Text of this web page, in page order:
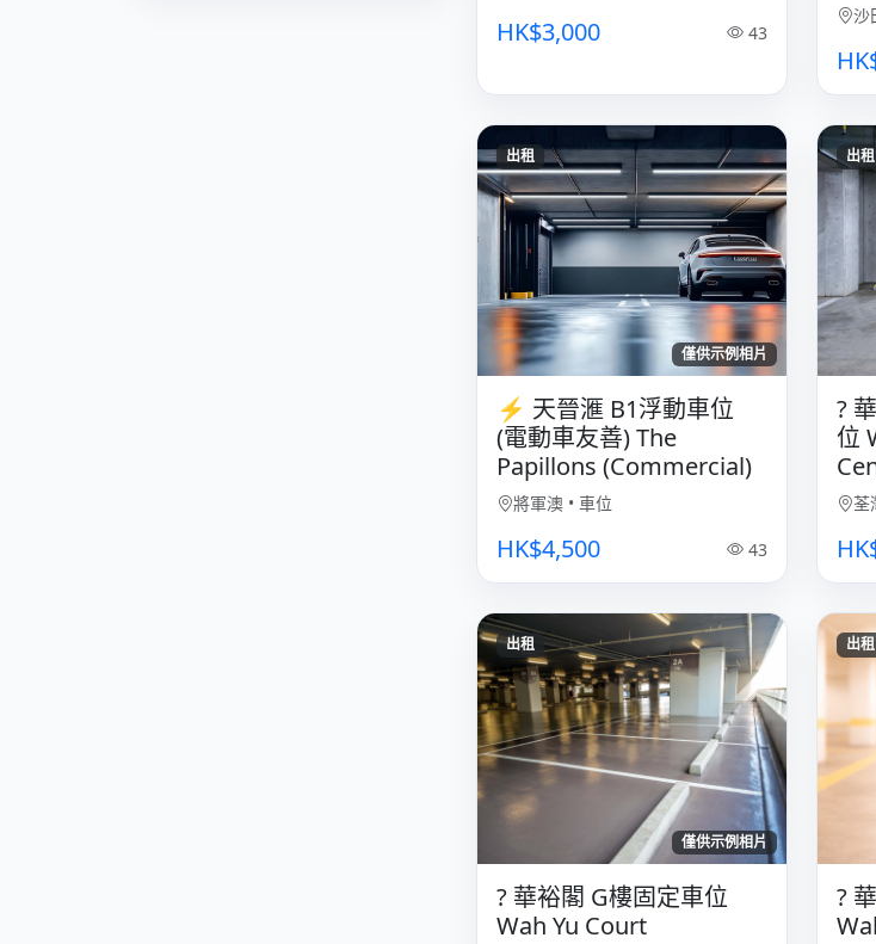
HK$3,000 43
沙
僅供示例相片
出租
⚡ 天晉滙 B1浮動車位
(電動車友善) The
Papillons (Commercial)
將軍澳 • 車位
HK$4,500 43
出租
?
位
荃
僅供示例相片
出租
? 華裕閣 G樓固定車位
Wah Yu Court
出租
?